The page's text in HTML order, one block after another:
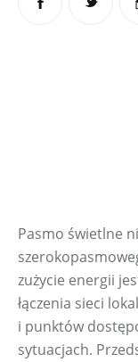
Pasmo świetlne
zużycie energii
łączenia sieci
i punktów
sytuacjach.